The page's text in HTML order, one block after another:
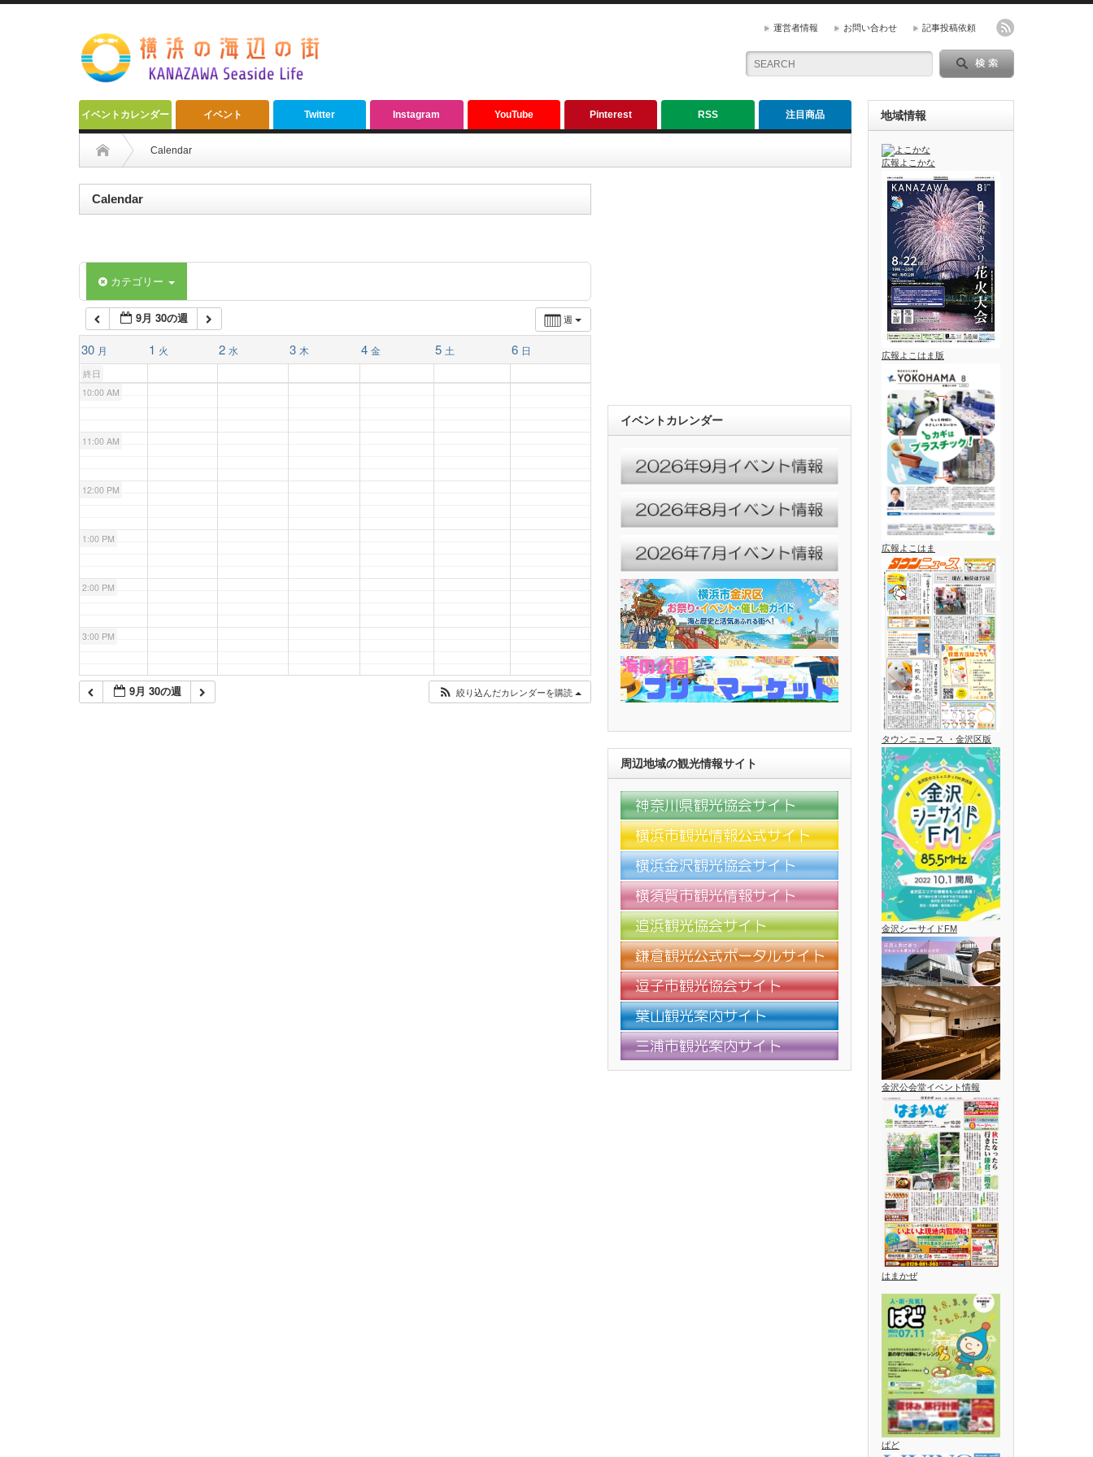
運営者情報 お問い合わせ 記事投稿依頼
イベントカレンダー イベント Twitter Instagram YouTube Pinterest RSS 注目商品
Calendar
Calendar
カテゴリー
週
9月 30の週
30 月 1 火 2 水 3 木 4 金 5 土 6 日
終日
3:00 AM
4:00 AM
5:00 AM
6:00 AM
9:00 AM
10:00 AM
11:00 AM
12:00 PM
1:00 PM
2:00 PM
3:00 PM
4:00 PM 9月 30の週 絞り込んだカレンダーを購読
イベントカレンダー
周辺地域の観光情報サイト
地域情報
広報よこかな
広報よこはま版
広報よこはま
タウンニュース ・金沢区版
金沢シーサイドFM
金沢公会堂イベント情報
はまかぜ
ぱど